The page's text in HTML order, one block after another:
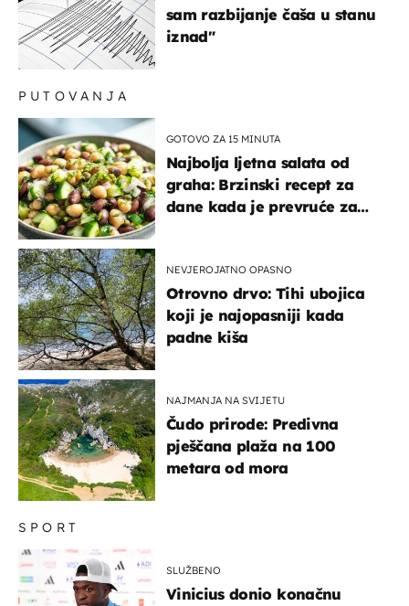
sam razbijanje čaša u stanu
iznad"
SPORT
SLUŽBENO
Vinicius donio konačnu
PUTOVANJA
GOTOVO ZA 15 MINUTA
Najbolja ljetna salata od
graha: Brzinski recept za
dane kada je prevruće za
NEVJEROJATNO OPASNO
Otrovno drvo: Tihi ubojica
koji je najopasniji kada
padne kiša
NAJMANJA NA SVIJETU
Čudo prirode: Predivna
pješčana plaža na 100
metara od mora